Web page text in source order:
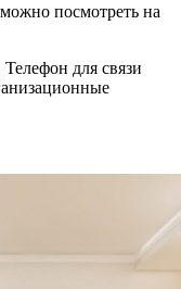
посмотреть на
для связи